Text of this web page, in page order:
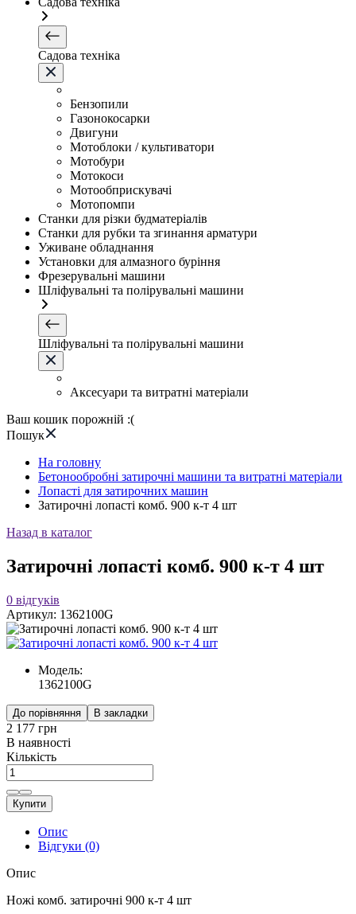
Садова техніка
Бензопили
Газонокосарки
Двигуни
Мотоблоки / культиватори
Мотобури
Мотокоси
Мотообприскувачі
Мотопомпи
Станки для різки будматеріалів
Станки для рубки та згинання арматури
Уживане обладнання
Установки для алмазного буріння
Фрезерувальні машини
Шліфувальні та полірувальні машини
Шліфувальні та полірувальні машини
Аксесуари та витратні матеріали
Ваш кошик порожній :(
Пошук
На головну
Бетонообробні затирочні машини та витратні матеріали
Лопасті для затирочних машин
Затирочні лопасті комб. 900 к-т 4 шт
Назад в каталог
Затирочні лопасті комб. 900 к-т 4 шт
0 відгуків
Артикул: 1362100G
Модель:
1362100G
До порівняння В закладки
2 177 грн
В наявності
Кількість
Купити
Опис
Відгуки (0)
Опис
Ножі комб. затирочні 900 к-т 4 шт